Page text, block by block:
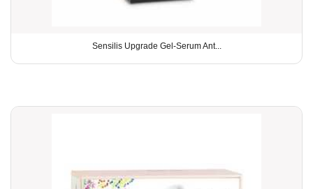
Sensilis Upgrade Gel-Serum Ant...